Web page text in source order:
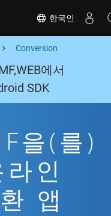
한국인
Conversion
에서
SDK
을(를)
인
앱